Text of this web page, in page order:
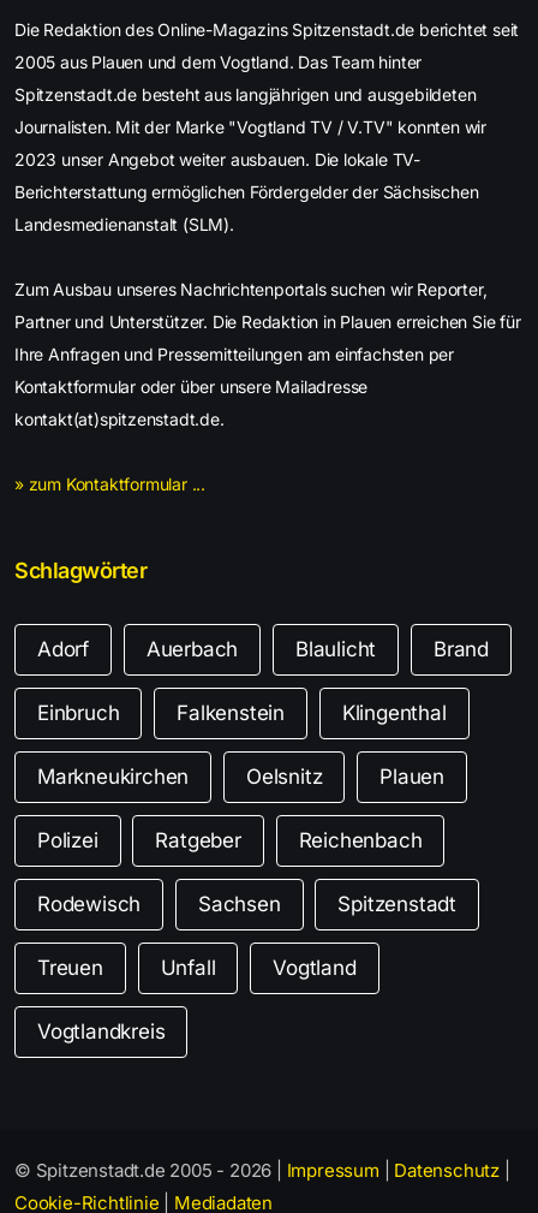
Die Redaktion des Online-Magazins Spitzenstadt.de berichtet seit
2005 aus Plauen und dem Vogtland. Das Team hinter
Spitzenstadt.de besteht aus langjährigen und ausgebildeten
Journalisten. Mit der Marke "Vogtland TV / V.TV" konnten wir
2023 unser Angebot weiter ausbauen. Die lokale TV-
Berichterstattung ermöglichen Fördergelder der Sächsischen
Landesmedienanstalt (SLM).
Zum Ausbau unseres Nachrichtenportals suchen wir Reporter,
Partner und Unterstützer. Die Redaktion in Plauen erreichen Sie für
Ihre Anfragen und Pressemitteilungen am einfachsten per
Kontaktformular oder über unsere Mailadresse
kontakt(at)spitzenstadt.de.
» zum Kontaktformular ...
Schlagwörter
Adorf Auerbach Blaulicht Brand
Einbruch Falkenstein Klingenthal
Markneukirchen Oelsnitz Plauen
Polizei Ratgeber Reichenbach
Rodewisch Sachsen Spitzenstadt
Treuen Unfall Vogtland
Vogtlandkreis
© Spitzenstadt.de 2005 - 2026 | Impressum Datenschutz
Cookie-Richtlinie
Mediadaten